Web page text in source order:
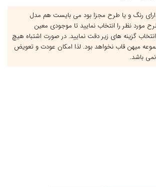
رنگ و یا طرح مجزا بود می بایست هم مدل
مورد نظر را انتخاب نمایید تا موجودی معین
گزینه های زیر دقت نمایید. در صورت اشتباه هیچ
میهن قاب نخواهد بود. لذا امکان عودت و تعویض
باشد.